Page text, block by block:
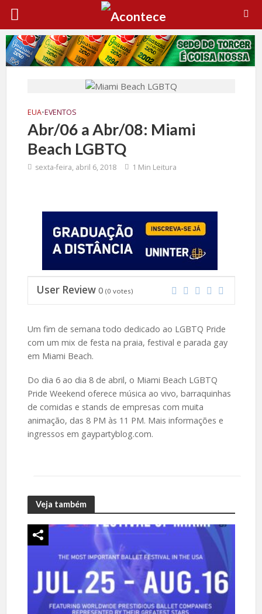
EUA•EVENTOS
Abr/06 a Abr/08: Miami
Beach LGBTQ
sexta-feira, abril 6, 2018 1 Min Leitura
User Review 0 (0 votes)
Um fim de semana todo dedicado ao LGBTQ Pride
com um mix de festa na praia, festival e parada gay
em Miami Beach.
Do dia 6 ao dia 8 de abril, o Miami Beach LGBTQ
Pride Weekend oferece música ao vivo, barraquinhas
de comidas e stands de empresas com muita
animação, das 8 PM às 11 PM. Mais informações e
ingressos em gaypartyblog.com.
Veja também